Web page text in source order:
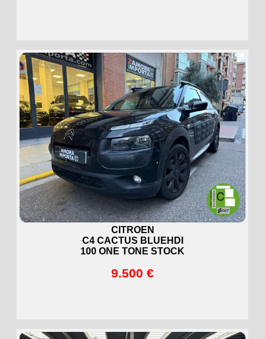
CITROEN
C4 CACTUS BLUEHDI
100 ONE TONE STOCK
9.500 €